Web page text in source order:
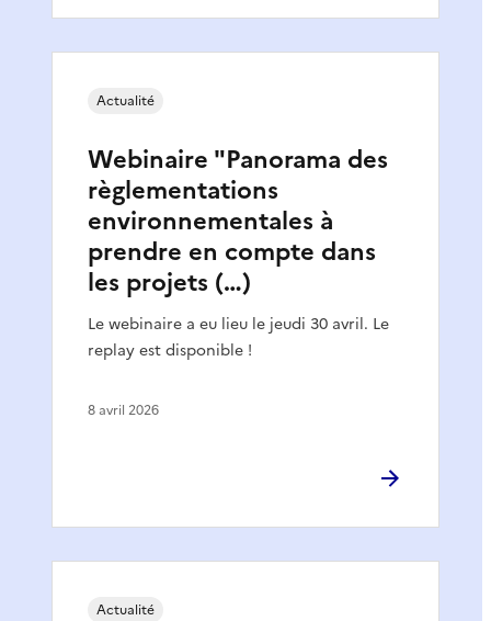
Webinaire "Panorama des
règlementations
environnementales à
prendre en compte dans
les projets (…)
Le webinaire a eu lieu le jeudi 30 avril. Le
replay est disponible !
Actualité
8 avril 2026
Actualité